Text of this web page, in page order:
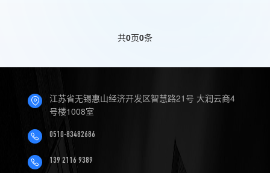
共0页0条
江苏省无锡惠山经济开发区智慧路21号 大润云商4
号楼1008室
0510-83482686
139 2116 9389
3.网关与软采方案如何选择？
服务？